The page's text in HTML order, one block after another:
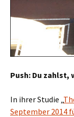
Push: Du zahlst,
In ihrer Studie „
September 2014